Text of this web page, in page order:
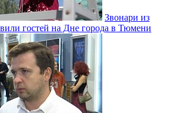
Звонари из
гостей на Дне города в Тюмени